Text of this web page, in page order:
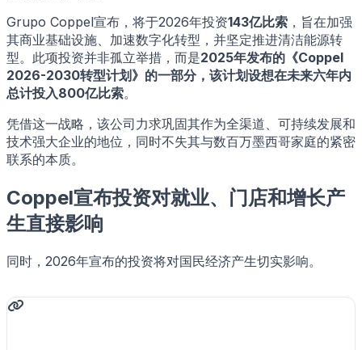
Grupo Coppel宣布，将于2026年投资143亿比索 ，旨在加强
其商业基础设施、加速数字化转型，并坚定推进清洁能源转
型。此项投资并非孤立举措，而是2025年发布的《Coppel
2026-2030转型计划》 的一部分，该计划设想在未来六年内
总计投入800亿比索。
凭借这一战略，该公司力求巩固其作为全渠道、可持续发展和
技术强大企业的地位，同时不失其与数百万墨西哥家庭的紧密
联系的本质。
Coppel宣布投资对就业、门店和增长产
生直接影响
同时，2026年宣布的投资将对国民经济产生切实影响。